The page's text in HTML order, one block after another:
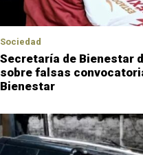
Sociedad
Secretaría de Bienestar
sobre falsas
Bienestar